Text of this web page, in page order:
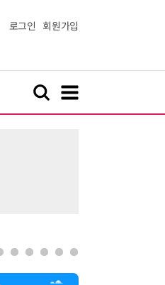
로그인 회원가입